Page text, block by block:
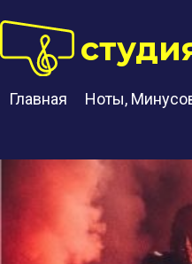
Главная Ноты,